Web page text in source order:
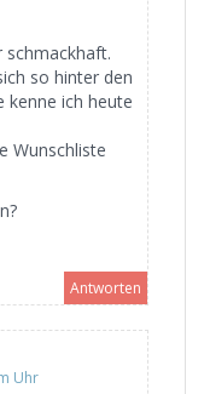
so hinter den
kenne ich heute
Wunschliste
Antworten
Uhr